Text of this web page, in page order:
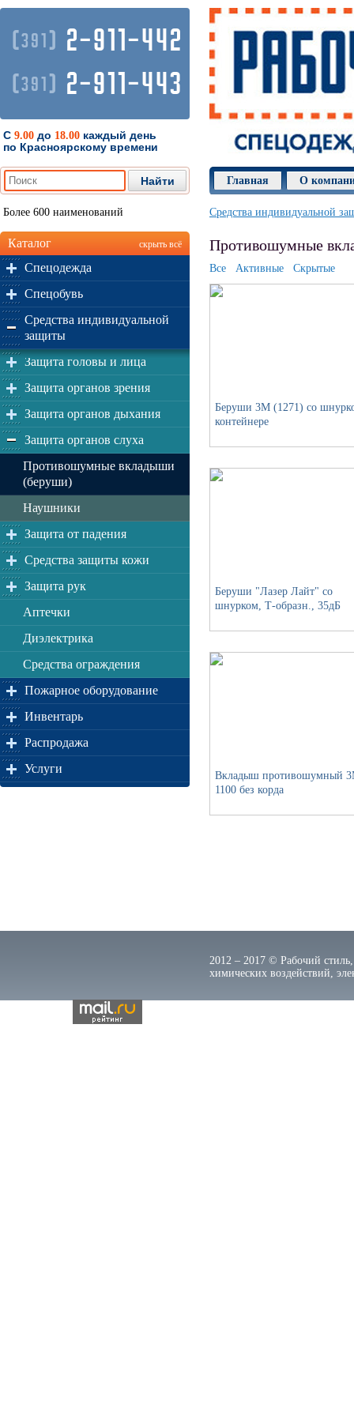
(391) 2-911-442
(391) 2-911-443
С 9.00 до 18.00 каждый день
по Красноярскому времени
Главная О
Более 600 наименований
Каталог скрыть всё
Спецодежда
Спецобувь
Средства индивидуальной
защиты
Защита головы и лица
Защита органов зрения
Защита органов дыхания
Защита органов слуха
Противошумные вкладыши
(беруши)
Наушники
Защита от падения
Средства защиты кожи
Защита рук
Аптечки
Диэлектрика
Средства ограждения
Пожарное оборудование
Инвентарь
Распродажа
Услуги
Средства индивидуальной
Противошумные
Все Активные Скрытые
Беруши 3М (1271) со
контейнере
Беруши "Лазер Лайт" со
шнурком, Т-образн., 35дБ
Вкладыш противошумный
1100 без корда
2012 – 2017 © Рабочий
химических воздействий,